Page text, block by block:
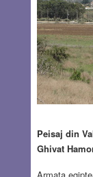
Peisaj din
Ghivat
Armata